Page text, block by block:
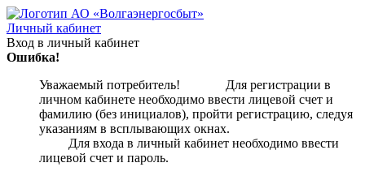
Личный кабинет
Вход в личный кабинет
Ошибка!
Уважаемый потребитель! Для регистрации в
личном кабинете необходимо ввести лицевой счет и
фамилию (без инициалов), пройти регистрацию, следуя
указаниям в всплывающих окнах.
Для входа в личный кабинет необходимо ввести
лицевой счет и пароль.